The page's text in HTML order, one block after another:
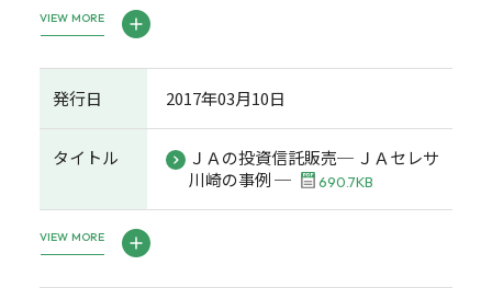
VIEW MORE
発行日 2017年03月10日
タイトル
ＪＡの投資信託販売─ ＪＡセレサ
川崎の事例 ─
690.7KB
VIEW MORE